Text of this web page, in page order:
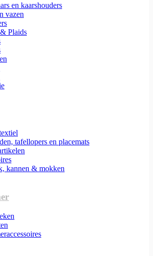
en kaarshouders
vazen
Plaids
tafellopers en placemats
kannen & mokken